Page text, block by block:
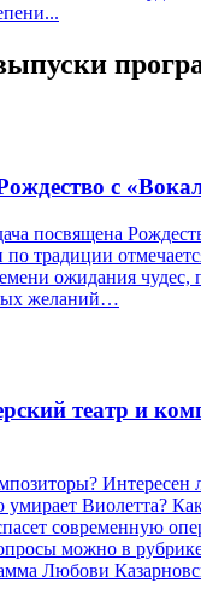
с
посвящена
традиции
ожидания чудес,
желаний…
театр и
Интересен
умирает Виолетта?
современную
можно в
Любови